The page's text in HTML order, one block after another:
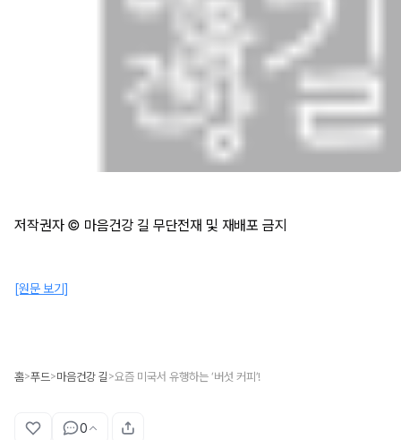
저작권자 © 마음건강 길 무단전재 및 재배포 금지
[원문 보기]
홈>푸드>마음건강 길 >요즘 미국서 유행하는 ‘버섯 커피’!
0